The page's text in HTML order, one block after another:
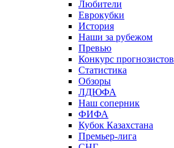
Любители
Еврокубки
История
Наши за рубежом
Превью
Конкурс прогнозистов
Статистика
Обзоры
ЛДЮФА
Наш соперник
ФИФА
Кубок Казахстана
Премьер-лига